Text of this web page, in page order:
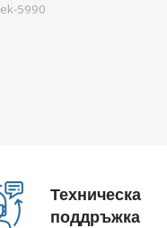
ek-5990
Техническа
поддръжка